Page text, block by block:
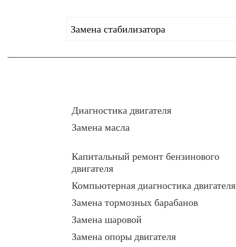
Замена стабилизатора
Диагностика двигателя
Замена масла
Капитальный ремонт бензинового
двигателя
Компьютерная диагностика двигателя
Замена тормозных барабанов
Замена шаровой
Замена опоры двигателя